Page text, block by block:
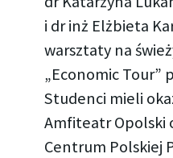
i dr inż Elżbieta
warsztaty na
„Economic Tour”
Studenci mieli
Amfiteatr Opolski
Centrum Polskiej